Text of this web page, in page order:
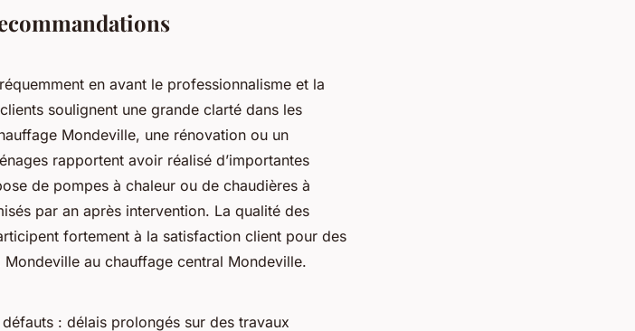
en avant le professionnalisme et la
soulignent une grande clarté dans les
Mondeville, une rénovation ou un
rapportent avoir réalisé d’importantes
de pompes à chaleur ou de chaudières à
par an après intervention. La qualité des
fortement à la satisfaction client pour des
au chauffage central Mondeville.
: délais prolongés sur des travaux